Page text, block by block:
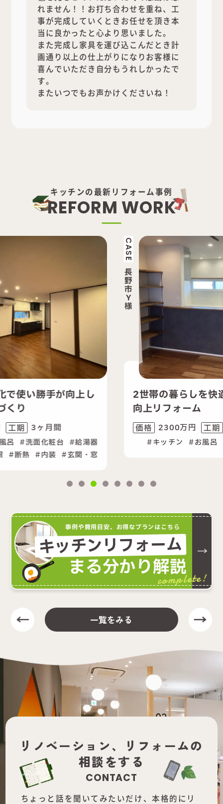
れません！！お打ち合わせを重ね、工
事が完成していくときお任せを頂き本
当に良かったと心より思いました。
また完成し家具を運び込こんだとき計
画通り以上の仕上がりになりお客様に
喜んでいただき自分もうれしかったで
す。
またいつでもお声かけくださいね！
キッチンの最新リフォーム事例
REFORM WORK
CASE
Y
様
2世帯の暮らしを快適に支える性能
価格 2300万円 6ヶ月間
キッチン お風呂 洗面化粧台 内装
事例や費用目安、お得なプランはこちら
キッチンリフォーム
まる分かり解説
complete!
一覧をみる
リノベーション、
リフォームの
相談をする
CONTACT
ちょっと話を聞いてみたいだけ、本格的にリ